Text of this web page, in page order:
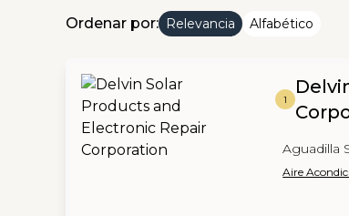
Ordenar por: Relevancia Alfabético
1
Aguadilla
Aire